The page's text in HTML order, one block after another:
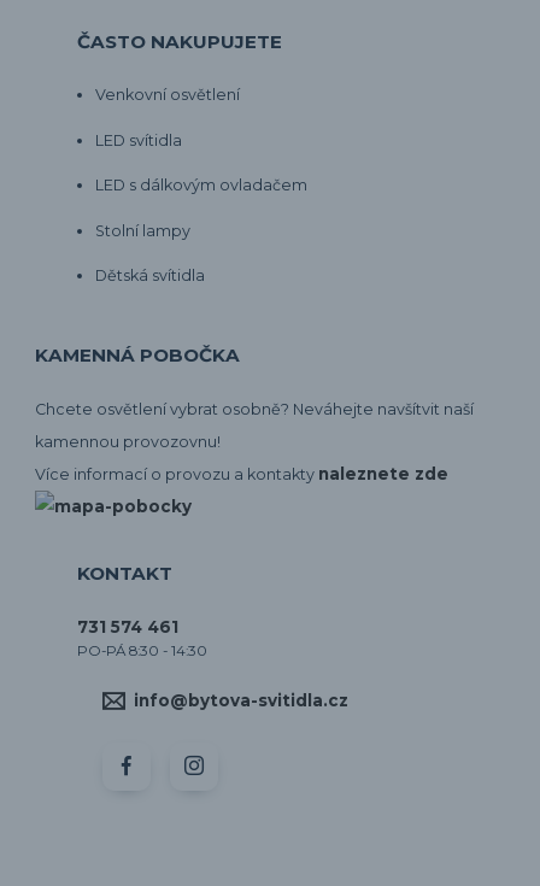
ČASTO NAKUPUJETE
Venkovní osvětlení
LED svítidla
LED s dálkovým ovladačem
Stolní lampy
Dětská svítidla
KAMENNÁ POBOČKA
Chcete osvětlení vybrat osobně? Neváhejte navšítvit naší
kamennou provozovnu!
Více informací o provozu a kontakty naleznete zde
KONTAKT
731 574 461
PO-PÁ 8:30 - 14:30
info@bytova-svitidla.cz